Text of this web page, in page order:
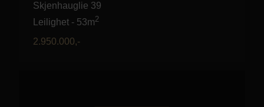
Skjenhauglie 39
Leilighet - 53m2
2.950.000,-